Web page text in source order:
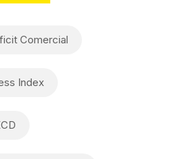
Comercial
Index